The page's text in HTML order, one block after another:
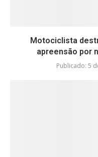
Motociclista
apreensão por
Publicado: 5